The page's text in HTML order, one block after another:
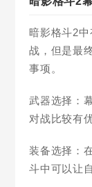
暗影格斗2
战，但是最
事项。
武器选择：
对战比较有
装备选择：
斗中可以让